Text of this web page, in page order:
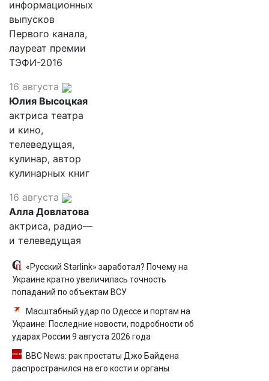
информационных
выпусков
Первого канала,
лауреат премии
ТЭФИ-2016
16 августа
Юлия Высоцкая
актриса театра
и кино,
телеведущая,
кулинар, автор
кулинарных книг
16 августа
Алла Довлатова
актриса, радио—
и телеведущая
«Русский Starlink» заработал? Почему на
Украине кратно увеличилась точность
попаданий по объектам ВСУ
Масштабный удар по Одессе и портам на
Украине: Последние новости, подробности об
ударах России 9 августа 2026 года
BBC News: рак простаты Джо Байдена
распространился на его кости и органы